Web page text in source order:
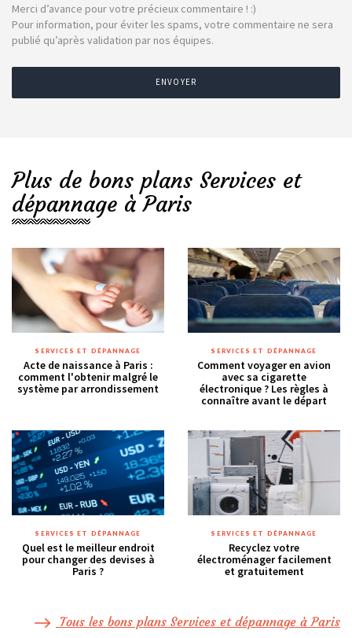
Merci d’avance pour votre précieux commentaire ! :)
Pour information, pour éviter les spams, votre commentaire ne sera
publié qu’après validation par nos équipes.
ENVOYER
Plus de bons plans Services et
dépannage à Paris
SERVICES ET DÉPANNAGE
Acte de naissance à Paris :
comment l'obtenir malgré le
système par arrondissement
SERVICES ET DÉPANNAGE
Comment voyager en avion
avec sa cigarette
électronique ? Les règles à
connaître avant le départ
SERVICES ET DÉPANNAGE
Quel est le meilleur endroit
pour changer des devises à
Paris ?
SERVICES ET DÉPANNAGE
Recyclez votre
électroménager facilement
et gratuitement
Tous les bons plans Services et dépannage à Paris